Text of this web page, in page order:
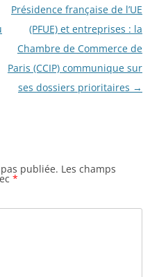
Présidence française de l’UE
(PFUE) et entreprises : la
Chambre de Commerce de
Paris (CCIP) communique sur
ses dossiers prioritaires →
publiée. Les champs
*